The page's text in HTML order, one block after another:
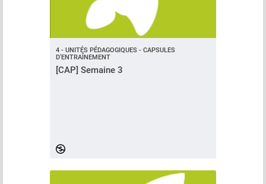
4 - UNITÉS PÉDAGOGIQUES - CAPSULES
D'ENTRAÎNEMENT
[CAP] Semaine 3